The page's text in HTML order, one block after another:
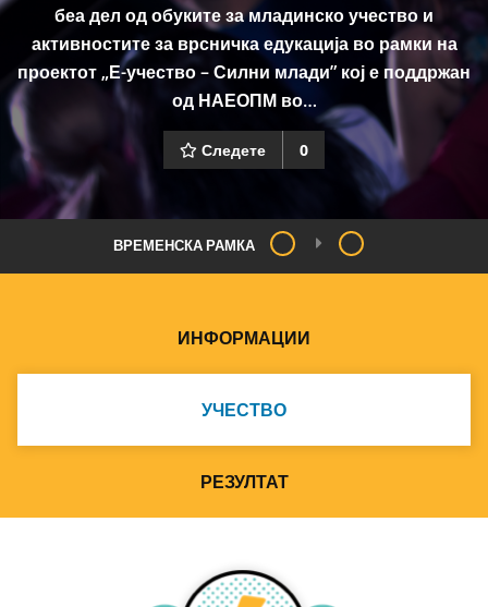
беа дел од обуките за младинско учество и
активностите за врсничка едукација во рамки на
проектот „Е-учество – Силни млади” кој е поддржан
од НАЕОПМ во…
Следете 0
ВРЕМЕНСКА РАМКА
ИНФОРМАЦИИ
УЧЕСТВО
РЕЗУЛТАТ